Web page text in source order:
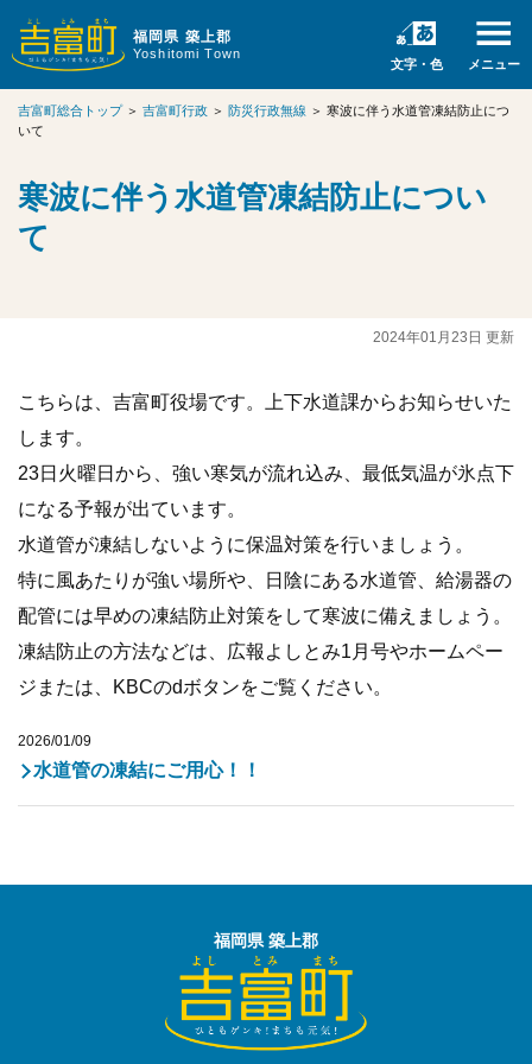
福岡県 築上郡
Yoshitomi Town
文字・色 メニュー
吉富町総合トップ＞ 吉富町行政 ＞ 防災行政無線 ＞ 寒波に伴う水道管凍結防止につ
いて
寒波に伴う水道管凍結防止につい
て
2024年01月23日 更新
こちらは、吉富町役場です。上下水道課からお知らせいた
します。
23日火曜日から、強い寒気が流れ込み、最低気温が氷点下
になる予報が出ています。
水道管が凍結しないように保温対策を行いましょう。
特に風あたりが強い場所や、日陰にある水道管、給湯器の
配管には早めの凍結防止対策をして寒波に備えましょう。
凍結防止の方法などは、広報よしとみ1月号やホームペー
ジまたは、KBCのdボタンをご覧ください。
水道管の凍結にご用心！！
2026/01/09
福岡県 築上郡